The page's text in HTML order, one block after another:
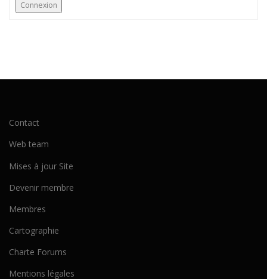
Connexion
Contact
Web team
Mises à jour Site
Devenir membre
Membres
Cartographie
Charte Forums
Mentions légales